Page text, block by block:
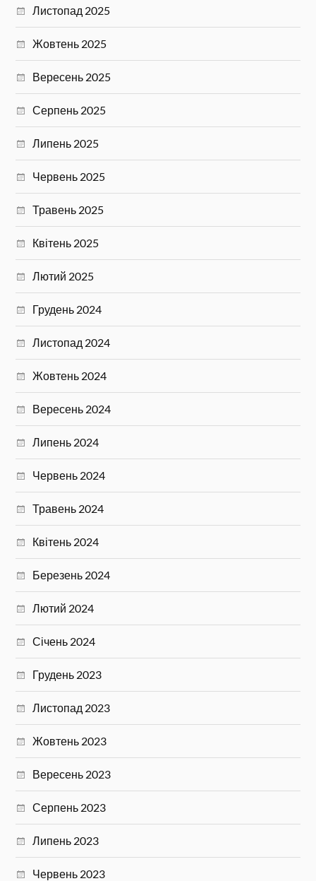
Листопад 2025
Жовтень 2025
Вересень 2025
Серпень 2025
Липень 2025
Червень 2025
Травень 2025
Квітень 2025
Лютий 2025
Грудень 2024
Листопад 2024
Жовтень 2024
Вересень 2024
Липень 2024
Червень 2024
Травень 2024
Квітень 2024
Березень 2024
Лютий 2024
Січень 2024
Грудень 2023
Листопад 2023
Жовтень 2023
Вересень 2023
Серпень 2023
Липень 2023
Червень 2023